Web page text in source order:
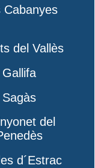
Cabanyes
del Vallès
Gallifa
Sagàs
del
d´Estrac